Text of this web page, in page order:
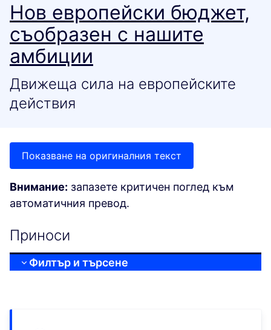
Нов европейски бюджет,
съобразен с нашите
амбиции
Движеща сила на европейските
действия
Показване на оригиналния текст
Внимание: запазете критичен поглед към
автоматичния превод.
Приноси
Филтър и търсене